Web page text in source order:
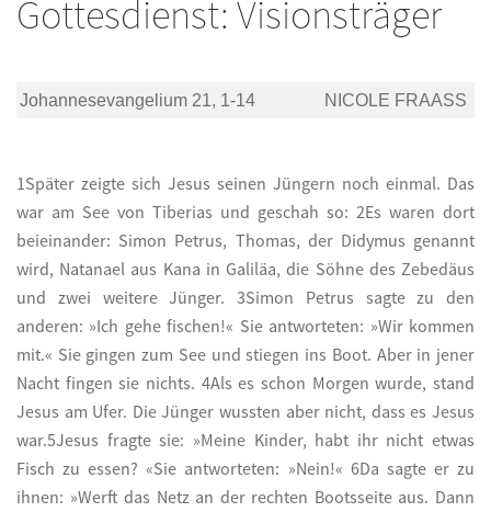
Gottesdienst: Visionsträger
Johannesevangelium 21, 1-14 NICOLE FRAASS
1Später zeigte sich Jesus seinen Jüngern noch einmal. Das
war am See von Tiberias und geschah so: 2Es waren dort
beieinander: Simon Petrus, Thomas, der Didymus genannt
wird, Natanael aus Kana in Galiläa, die Söhne des Zebedäus
und zwei weitere Jünger. 3Simon Petrus sagte zu den
anderen: »Ich gehe fischen!« Sie antworteten: »Wir kommen
mit.« Sie gingen zum See und stiegen ins Boot. Aber in jener
Nacht fingen sie nichts. 4Als es schon Morgen wurde, stand
Jesus am Ufer. Die Jünger wussten aber nicht, dass es Jesus
war.5Jesus fragte sie: »Meine Kinder, habt ihr nicht etwas
Fisch zu essen? «Sie antworteten: »Nein!« 6Da sagte er zu
ihnen: »Werft das Netz an der rechten Bootsseite aus. Dann